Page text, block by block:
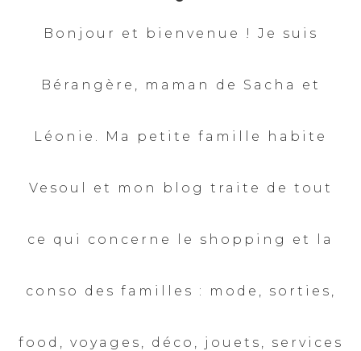
Bonjour et bienvenue ! Je suis
Bérangère, maman de Sacha et
Léonie. Ma petite famille habite
Vesoul et mon blog traite de tout
ce qui concerne le shopping et la
conso des familles : mode, sorties,
food, voyages, déco, jouets, services